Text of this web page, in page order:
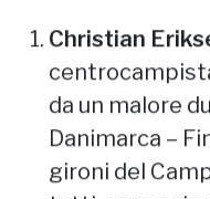
Christian
da un malore
Danimarca –
gironi del